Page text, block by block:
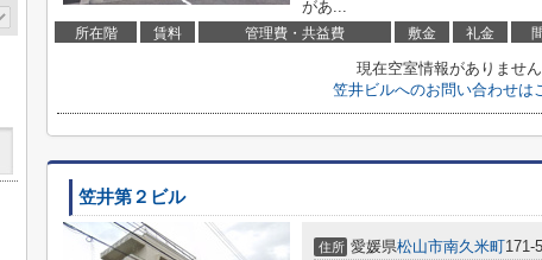
があ...
所在階 賃料 管理費・共益費 敷金 礼金
現在空室情報がありません
笠井ビルへのお問い合わせは
笠井第２ビル
住所 愛媛県松山市南久米町171-5